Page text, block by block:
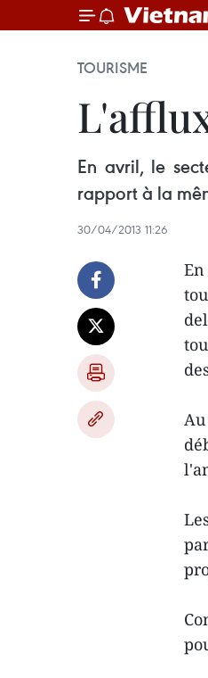
TOURISME
En avril, le
rapport à la
30/04/2013 11:26